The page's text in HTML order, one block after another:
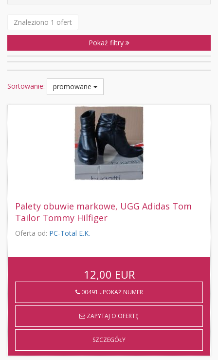
Znaleziono 1 ofert
Pokaż filtry
Sortowanie: promowane
Palety obuwie markowe, UGG Adidas Tom
Tailor Tommy Hilfiger
Oferta od: PC-Total E.K.
12,00 EUR
00491...POKAŻ NUMER
ZAPYTAJ O OFERTĘ
SZCZEGÓŁY